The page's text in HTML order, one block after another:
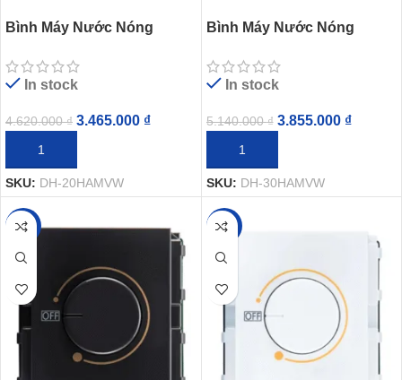
Bình Máy Nước Nóng
Gián Tiếp 2500W 20 Lít
In stock
4.620.000₫ 3.465.000 ₫
THÊM VÀO GIỎ HÀNG
SKU: DH-20HAMVW
Bình Máy Nước Nóng
Gián Tiếp 2500W 30 Lít
In stock
5.140.000₫ 3.855.000 ₫
THÊM VÀO GIỎ HÀNG
SKU: DH-30HAMVW
-20% -20%